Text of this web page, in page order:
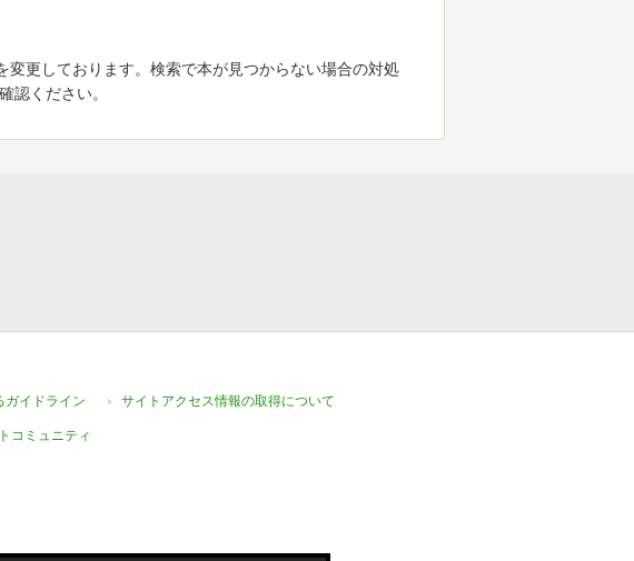
変更しております。検索で本が見つからない場合の対処
認ください。
ガイドライン サイトアクセス情報の取得について
コミュニティ